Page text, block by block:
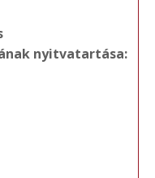
nyitvatartása: